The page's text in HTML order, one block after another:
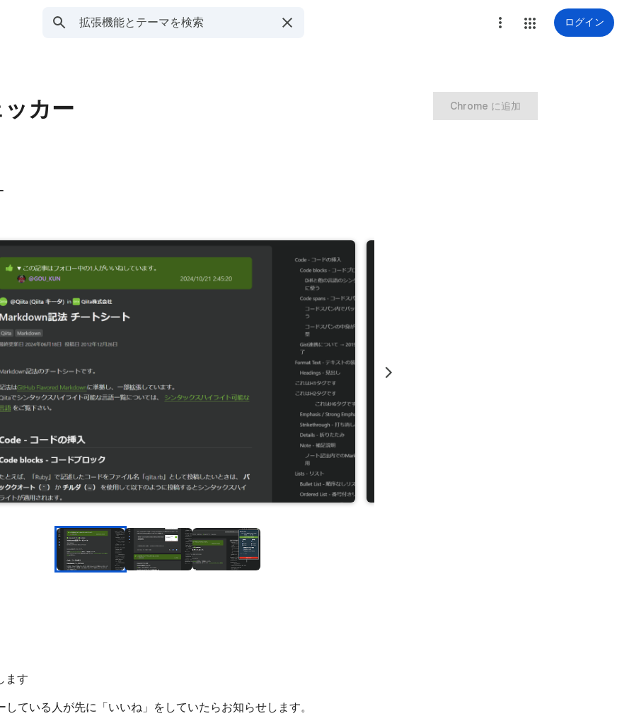
ログイン
カー Chrome に追加
ます
ている人が先に「いいね」をしていたらお知らせします。